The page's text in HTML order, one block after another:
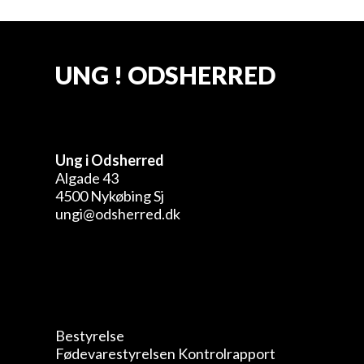
UNG ! ODSHERRED
Ung i Odsherred
Algade 43
4500 Nykøbing Sj
ungi@odsherred.dk
Bestyrelse
Fødevarestyrelsen Kontrolrapport